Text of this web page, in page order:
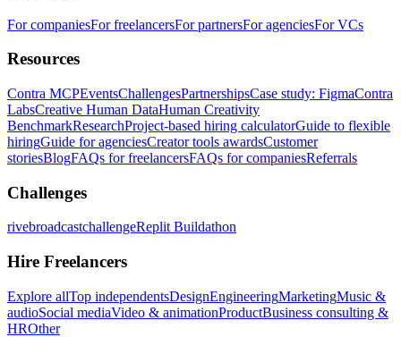
For companiesFor freelancersFor partnersFor agenciesFor VCs
Resources
Contra MCPEventsChallengesPartnershipsCase study: FigmaContra
LabsCreative Human DataHuman Creativity
BenchmarkResearchProject-based hiring calculatorGuide to flexible
hiringGuide for agenciesCreator tools awardsCustomer
storiesBlogFAQs for freelancersFAQs for companiesReferrals
Challenges
rivebroadcastchallengeReplit Buildathon
Hire Freelancers
Explore allTop independentsDesignEngineeringMarketingMusic &
audioSocial mediaVideo & animationProductBusiness consulting &
HROther